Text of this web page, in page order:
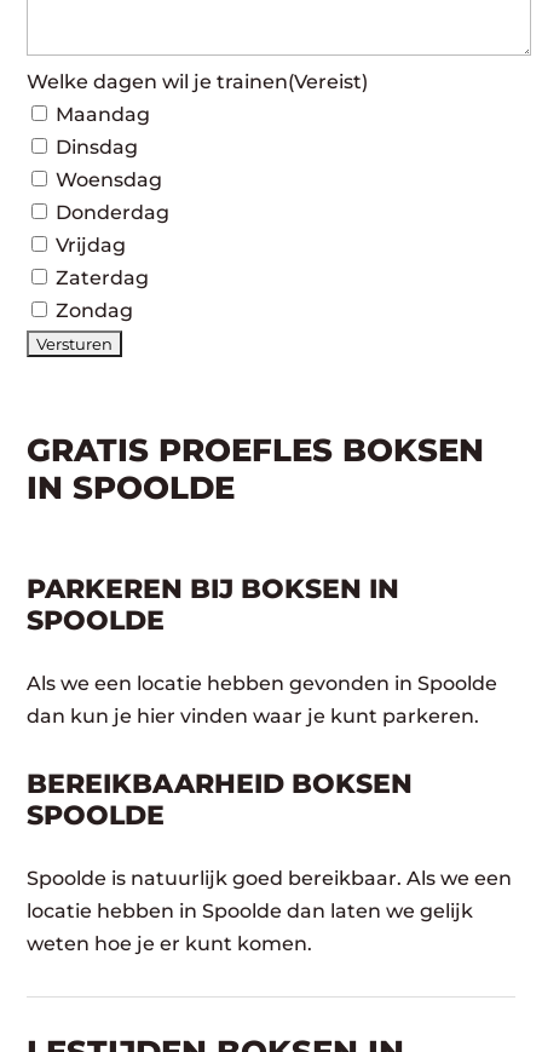
Welke dagen wil je trainen(Vereist)
Maandag
Dinsdag
Woensdag
Donderdag
Vrijdag
Zaterdag
Zondag
GRATIS PROEFLES BOKSEN
IN SPOOLDE
PARKEREN BIJ BOKSEN IN
SPOOLDE
Als we een locatie hebben gevonden in Spoolde
dan kun je hier vinden waar je kunt parkeren.
BEREIKBAARHEID BOKSEN
SPOOLDE
Spoolde is natuurlijk goed bereikbaar. Als we een
locatie hebben in Spoolde dan laten we gelijk
weten hoe je er kunt komen.